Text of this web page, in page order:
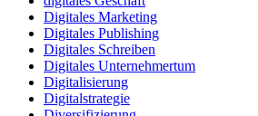
Digitales Marketing
Digitales Publishing
Digitales Schreiben
Digitales Unternehmertum
Digitalisierung
Digitalstrategie